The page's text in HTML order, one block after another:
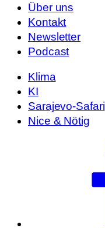
Über uns
Kontakt
Newsletter
Podcast
Klima
KI
Sarajevo-Safari
Nice & Nötig